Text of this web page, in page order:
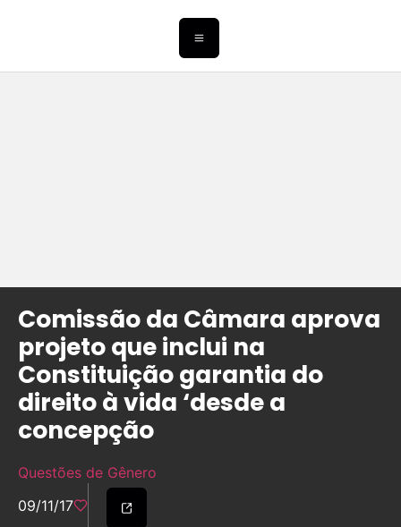
Comissão da Câmara aprova
projeto que inclui na
Constituição garantia do
direito à vida ‘desde a
concepção
Questões de Gênero
09/11/17